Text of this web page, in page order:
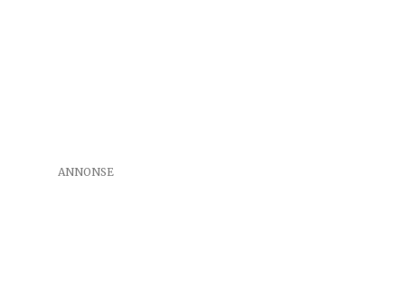
ANNONSE